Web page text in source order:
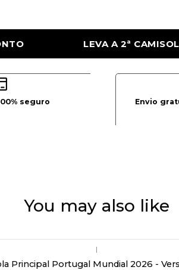
COM 50% DE DESCONTO
seguro Envio
You may also like
|
Principal Portugal Mundial 2026 -